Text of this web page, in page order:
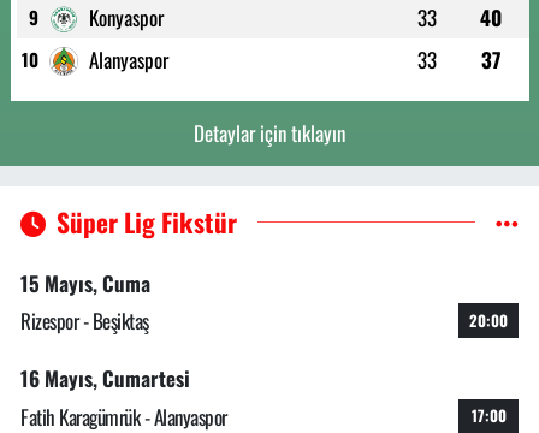
9 Konyaspor 33 40
10 Alanyaspor 33 37
Detaylar için tıklayın
Süper Lig Fikstür
15 Mayıs, Cuma
Rizespor - Beşiktaş
20:00
16 Mayıs, Cumartesi
Fatih Karagümrük - Alanyaspor
17:00